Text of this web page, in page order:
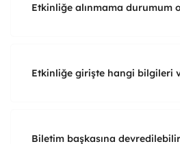
Etkinliğe alınmama durumum
Etkinliğe girişte hangi bilgileri
Biletim başkasına